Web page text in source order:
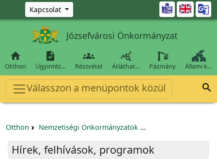
Ugrás a fő tartalomra
Kapcsolat 
Józsefvárosi Önkormányzat

Otthon

Ügyintéz…

Részvétel

Átláthat… Pázmány Állami k…
Válasszon a menüpontok közül 
Otthon Nemzetiségi Önkormányzatok
Hírek, felhívások, programok